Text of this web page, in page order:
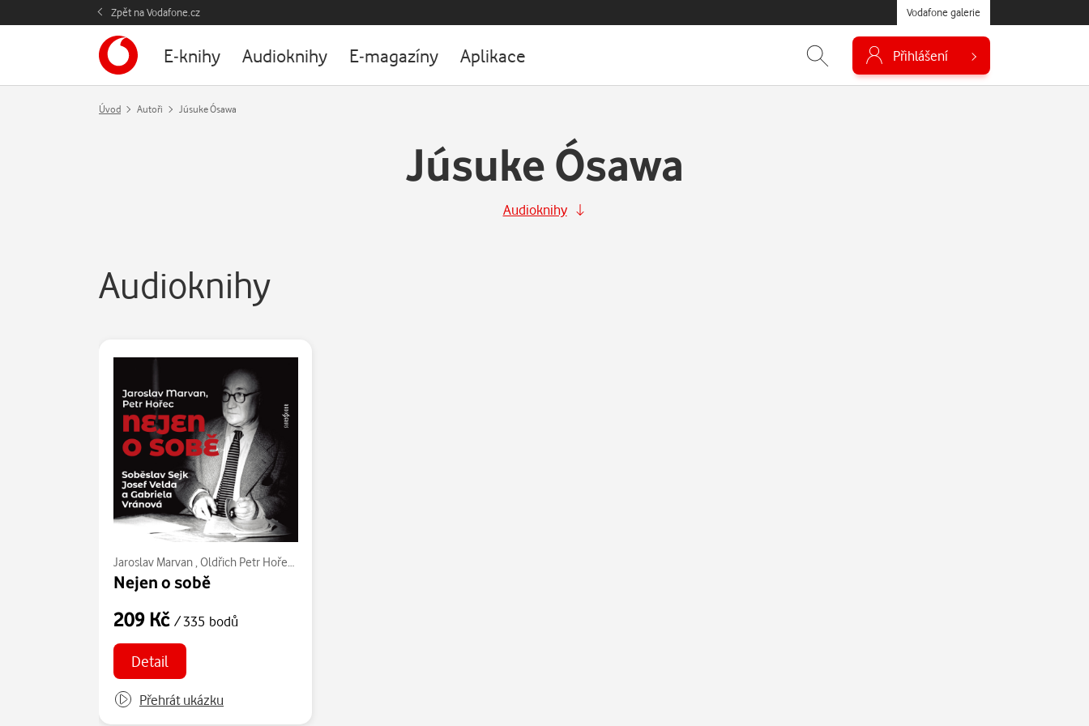
Zpět na Vodafone.cz Vodafone galerie
E-knihy Audioknihy E-magazíny Aplikace Přihlášení
Úvod Autoři Júsuke Ósawa
Júsuke Ósawa
Audioknihy
Audioknihy
Jaroslav Marvan, Oldřich Petr Hořec ,
Nejen o sobě
209 Kč / 335 bodů
Detail
Přehrát ukázku